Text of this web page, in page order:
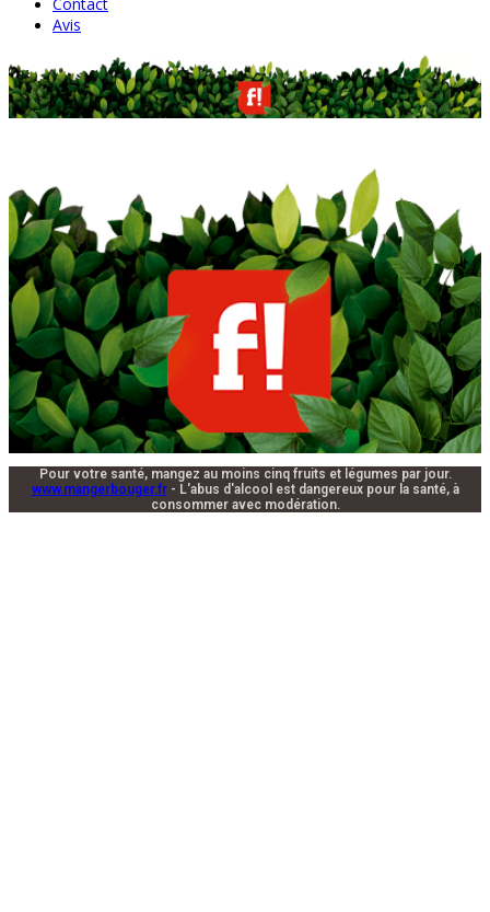
Avis
Pour votre santé, mangez au moins cinq fruits et légumes par jour.
www.mangerbouger.fr- L'abus d'alcool est dangereux pour la santé, à
consommer avec modération.